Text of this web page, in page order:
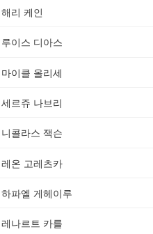
해리 케인
루이스 디아스
마이클 올리세
세르쥬 나브리
니콜라스 잭슨
레온 고레츠카
하파엘 게헤이루
레나르트 카를